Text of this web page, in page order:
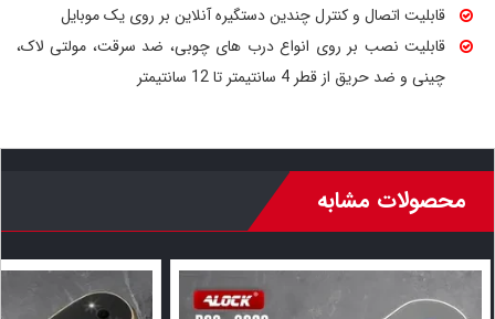
قابلیت اتصال و کنترل چندین دستگیره آنلاین بر روی یک موبایل
قابلیت نصب بر روی انواع درب های چوبی، ضد سرقت، مولتی لاک،
چینی و ضد حریق از قطر 4 سانتیمتر تا 12 سانتیمتر
محصولات مشابه